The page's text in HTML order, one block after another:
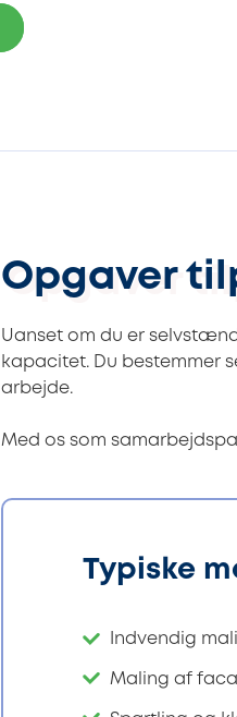
Opgaver
Uanset om du er
kapacitet. Du bestemmer
arbejde.
Med os som
Typiske
Indvendig
Maling af